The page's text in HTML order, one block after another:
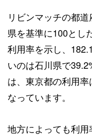
リビンマッチの都
県を基準に100とし
利用率を示し、
いのは石川県で
は、東京都の利用
なっています。
地方によっても利